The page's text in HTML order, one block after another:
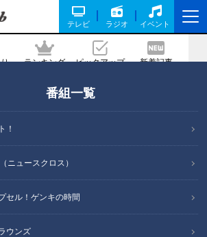
テレビ ラジオ イベント
ランキング ピックアップ 新着記事
番組一覧
！
ニュースクロス）
セル！ゲンキの時間
ウンズ
！トップはダントツであの
記事に戻る